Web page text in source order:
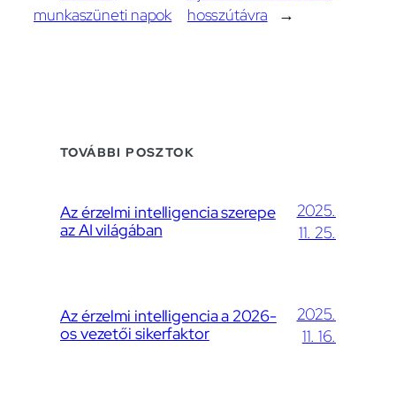
munkaszüneti napok
hosszútávra
→
TOVÁBBI POSZTOK
Az érzelmi intelligencia szerepe
az AI világában
2025.
11. 25.
Az érzelmi intelligencia a 2026-
os vezetői sikerfaktor
2025.
11. 16.